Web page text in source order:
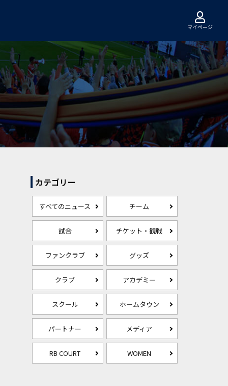
マイページ
カテゴリー
すべてのニュース チーム
試合 チケット・観戦
ファンクラブ グッズ
クラブ アカデミー
スクール ホームタウン
パートナー メディア
RB COURT WOMEN